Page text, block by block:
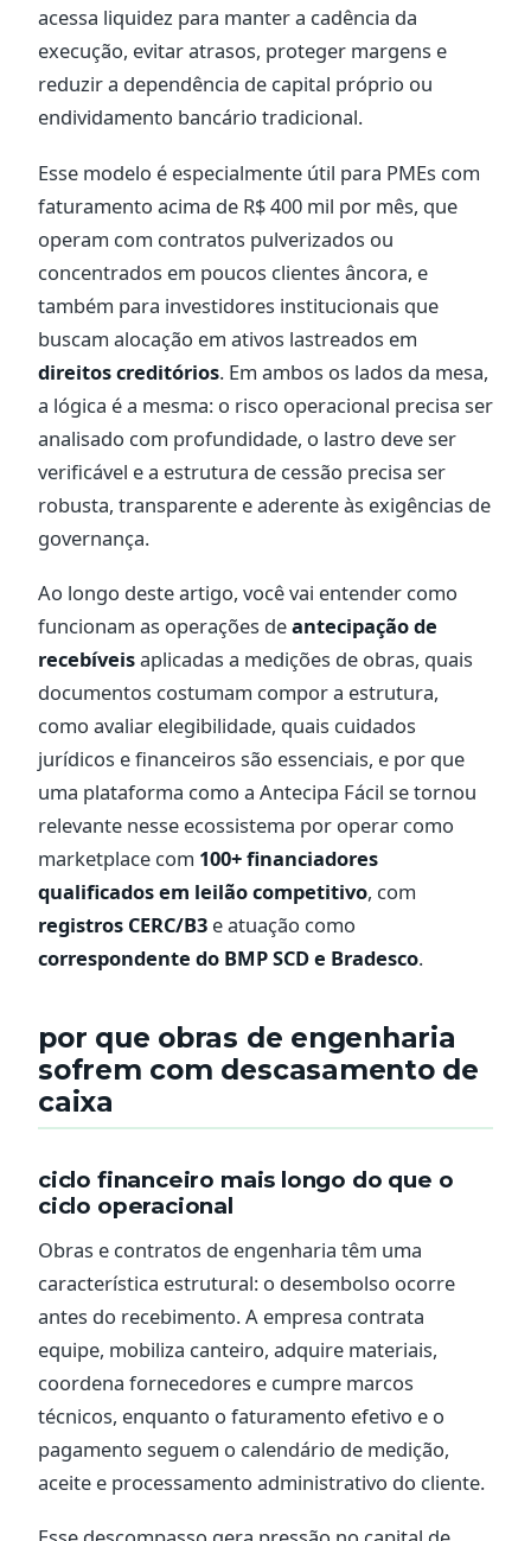
acessa liquidez para manter a cadência da
execução, evitar atrasos, proteger margens e
reduzir a dependência de capital próprio ou
endividamento bancário tradicional.
Esse modelo é especialmente útil para PMEs com
faturamento acima de R$ 400 mil por mês, que
operam com contratos pulverizados ou
concentrados em poucos clientes âncora, e
também para investidores institucionais que
buscam alocação em ativos lastreados em
direitos creditórios. Em ambos os lados da mesa,
a lógica é a mesma: o risco operacional precisa ser
analisado com profundidade, o lastro deve ser
verificável e a estrutura de cessão precisa ser
robusta, transparente e aderente às exigências de
governança.
Ao longo deste artigo, você vai entender como
funcionam as operações deantecipação de
recebíveisaplicadas a medições de obras, quais
documentos costumam compor a estrutura,
como avaliar elegibilidade, quais cuidados
jurídicos e financeiros são essenciais, e por que
uma plataforma como a Antecipa Fácil se tornou
relevante nesse ecossistema por operar como
marketplace com 100+ financiadores
qualificados em leilão competitivo, com
registros CERC/B3 e atuação como
correspondente do BMP SCD e Bradesco.
por que obras de engenharia
sofrem com descasamento de
caixa
ciclo financeiro mais longo do que o
ciclo operacional
Obras e contratos de engenharia têm uma
característica estrutural: o desembolso ocorre
antes do recebimento. A empresa contrata
equipe, mobiliza canteiro, adquire materiais,
coordena fornecedores e cumpre marcos
técnicos, enquanto o faturamento efetivo e o
pagamento seguem o calendário de medição,
aceite e processamento administrativo do cliente.